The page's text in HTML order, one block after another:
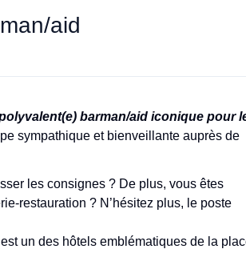
aid
barman/aid iconique pour
sympathique et bienveillante auprès de
les consignes ? De plus, vous êtes
restauration ? N’hésitez plus, le poste
un des hôtels emblématiques de la